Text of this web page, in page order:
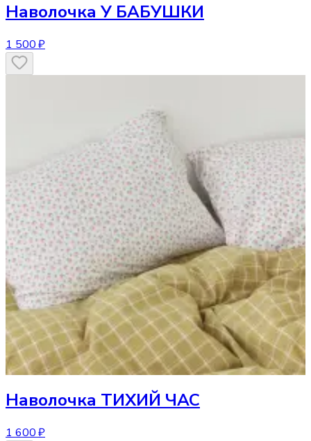
Наволочка У БАБУШКИ
1 500 ₽
Наволочка ТИХИЙ ЧАС
1 600 ₽